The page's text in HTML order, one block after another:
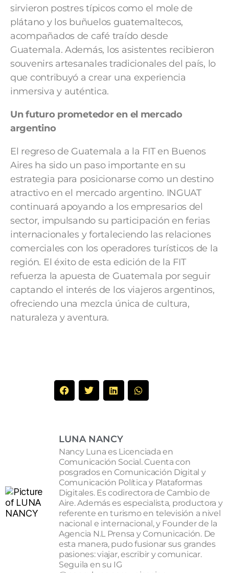
sirvieron postres típicos como el mole de
plátano y los buñuelos guatemaltecos,
acompañados de café traído desde
Guatemala. Además, los asistentes recibieron
souvenirs artesanales tradicionales del país, lo
que contribuyó a crear una experiencia
inmersiva y auténtica.
Un futuro prometedor en el mercado
argentino
El regreso de Guatemala a la FIT en Buenos
Aires ha sido un paso importante en su
estrategia para posicionarse como un destino
atractivo en el mercado argentino. INGUAT
continuará apoyando a los empresarios del
sector, impulsando su participación en ferias
internacionales y fortaleciendo las relaciones
comerciales con los operadores turísticos de la
región. El éxito de esta edición de la FIT
refuerza la apuesta de Guatemala por seguir
captando el interés de los viajeros argentinos,
ofreciendo una mezcla única de cultura,
naturaleza y aventura.
LUNA NANCY
Nancy Luna es Licenciada en
Comunicación Social. Cuenta con
posgrados en Comunicación Digital y
Comunicación Política y Plataformas
Digitales. Es codirectora de Cambio de
Aire. Además es especialista, productora y
referente en turismo en televisión a nivel
nacional e internacional, y Founder de la
Agencia N.L Prensa y Comunicación. De
esta manera, pudo fusionar sus grandes
pasiones: viajar, escribir y comunicar.
Seguila en su IG